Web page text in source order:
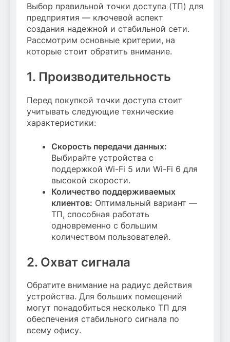
Выбор правильной точки доступа (ТП) для
предприятия — ключевой аспект
создания надежной и стабильной сети.
Рассмотрим основные критерии, на
которые стоит обратить внимание.
1. Производительность
Перед покупкой точки доступа стоит
учитывать следующие технические
характеристики:
Скорость передачи данных:
Выбирайте устройства с
поддержкой Wi-Fi 5 или Wi-Fi 6 для
высокой скорости.
Количество поддерживаемых
клиентов: Оптимальный вариант —
ТП, способная работать
одновременно с большим
количеством пользователей.
2. Охват сигнала
Обратите внимание на радиус действия
устройства. Для больших помещений
могут понадобиться несколько ТП для
обеспечения стабильного сигнала по
всему офису.